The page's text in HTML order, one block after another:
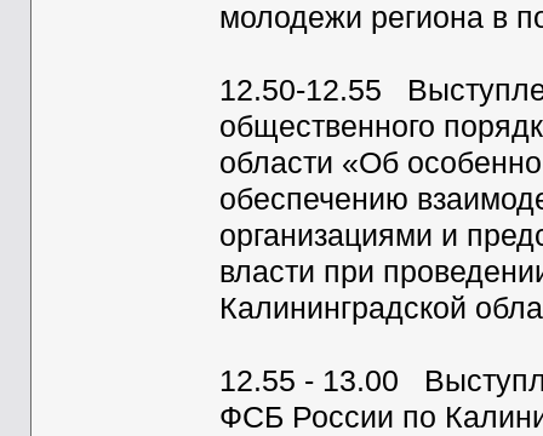
молодежи региона в
12.50-12.55
общественного
области «Об
обеспечению
организациями и
власти при
Калининградской
12.55 - 13.00
ФСБ России по